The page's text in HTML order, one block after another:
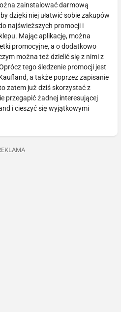
zainstalować darmową
dzięki niej ułatwić sobie zakupów
najświeższych promocji i
Mając aplikację, można
promocyjne, a o dodatkowo
można też dzielić się z nimi z
tego śledzenie promocji jest
a także poprzez zapisanie
zatem już dziś skorzystać z
przegapić żadnej interesującej
i cieszyć się wyjątkowymi